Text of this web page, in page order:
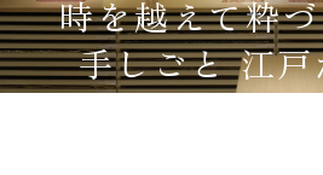
時を越えて粋
手しごと 江